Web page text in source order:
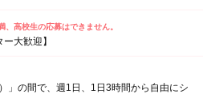
、高校生の応募はできません。
大歓迎】
」の間で、週1日、1日3時間から自由にシ